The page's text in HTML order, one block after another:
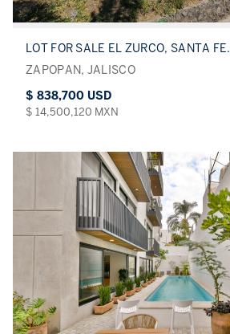
LOT FOR SALE EL ZURCO, SANTA FE.
ZAPOPAN, JALISCO
$ 838,700 USD
$ 14,500,120 MXN